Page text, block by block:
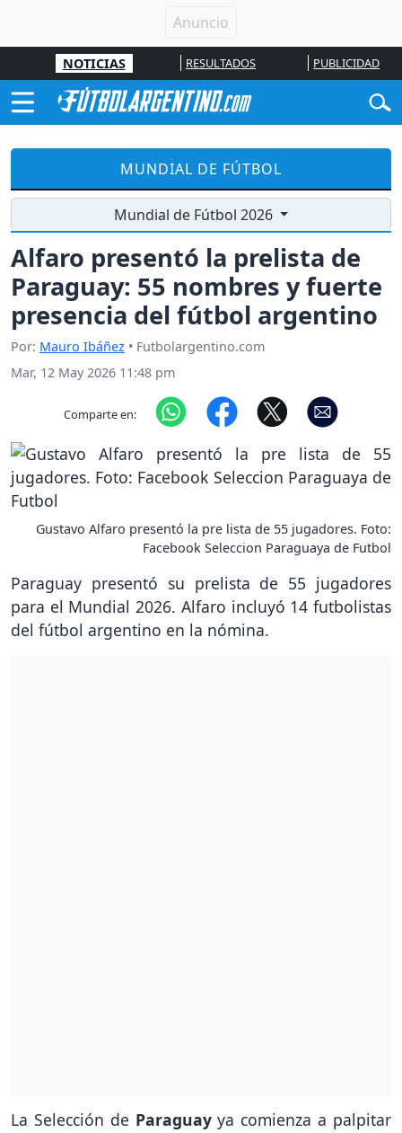
NOTICIAS RESULTADOS PUBLICIDAD
MUNDIAL DE FÚTBOL
Mundial de Fútbol 2026
Alfaro presentó la prelista de
Paraguay: 55 nombres y fuerte
presencia del fútbol argentino
Por: Mauro Ibáñez • Futbolargentino.com
Mar, 12 May 2026 11:48 pm
Comparte en:
Gustavo Alfaro presentó la pre lista de 55 jugadores. Foto:
Facebook Seleccion Paraguaya de Futbol
Paraguay presentó su prelista de 55 jugadores
para el Mundial 2026. Alfaro incluyó 14 futbolistas
del fútbol argentino en la nómina.
La Selección de Paraguayya comienza a palpitar